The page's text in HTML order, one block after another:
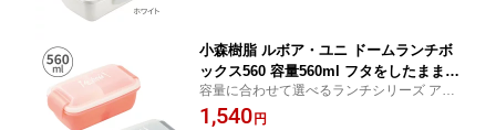
小森樹脂 ルボア・ユニ ドームランチボ
ックス560 容量560ml フタをしたまま電
子レンジ対応 食洗機対応 お弁当箱 お弁
当 ランチボックス 一段 1段 レディース
容量に合わせて選べるランチシリーズ アク
ティブな私は中盛さん
1,540 円